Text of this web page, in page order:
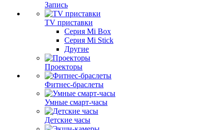
Запись
TV приставки
Серия Mi Box
Серия Mi Stick
Другие
Проекторы
Фитнес-браслеты
Умные смарт-часы
Детские часы